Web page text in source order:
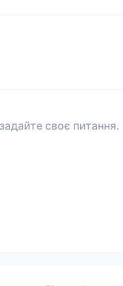
своє питання.